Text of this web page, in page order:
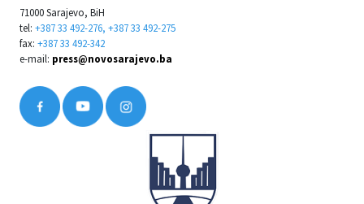
71000 Sarajevo, BiH
tel: +387 33 492-276, +387 33 492-275
fax: +387 33 492-342
e-mail: press@novosarajevo.ba